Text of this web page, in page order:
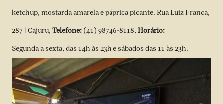
ketchup, mostarda amarela e páprica picante. Rua Luiz Franca,
287 | Cajuru, Telefone: (41) 98746-8118, Horário:
Segunda a sexta, das 14h às 23h e sábados das 11 às 23h.